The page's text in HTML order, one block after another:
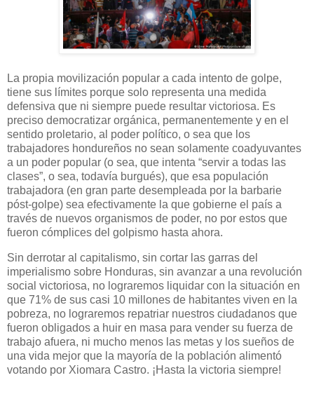
La propia movilización popular a cada intento de golpe,
tiene sus límites porque solo representa una medida
defensiva que ni siempre puede resultar victoriosa. Es
preciso democratizar orgánica, permanentemente y en el
sentido proletario, al poder político, o sea que los
trabajadores hondureños no sean solamente coadyuvantes
a un poder popular (o sea, que intenta “servir a todas las
clases”, o sea, todavía burgués), que esa populación
trabajadora (en gran parte desempleada por la barbarie
póst-golpe) sea efectivamente la que gobierne el país a
través de nuevos organismos de poder, no por estos que
fueron cómplices del golpismo hasta ahora.
Sin derrotar al capitalismo, sin cortar las garras del
imperialismo sobre Honduras, sin avanzar a una revolución
social victoriosa, no lograremos liquidar con la situación en
que 71% de sus casi 10 millones de habitantes viven en la
pobreza, no lograremos repatriar nuestros ciudadanos que
fueron obligados a huir en masa para vender su fuerza de
trabajo afuera, ni mucho menos las metas y los sueños de
una vida mejor que la mayoría de la población alimentó
votando por Xiomara Castro. ¡Hasta la victoria siempre!